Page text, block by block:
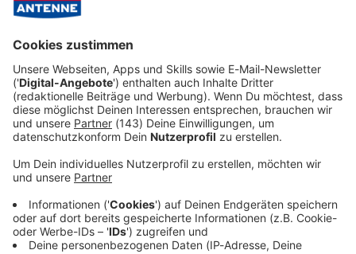
The Rolling Stones -Foreign Tongues
ANTENNE Bayern Musikredaktion: The Rolling Stones -
Foreign Tongues
Album der Woche